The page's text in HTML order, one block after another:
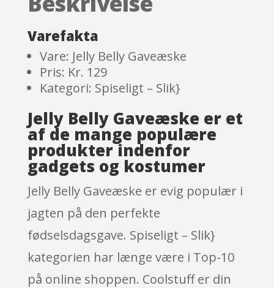
er
Varefakta
Vare: Jelly Belly Gaveæske
Pris: Kr. 129
Kategori: Spiseligt – Slik}
Jelly Belly Gaveæske er et
af de mange populære
produkter indenfor
gadgets og kostumer
Jelly Belly Gaveæske er evig populær i
jagten på den perfekte
fødselsdagsgave. Spiseligt – Slik}
kategorien har længe være i Top-10
på online shoppen. Coolstuff er din